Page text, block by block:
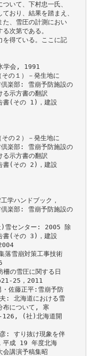
いて、下村忠一氏、
おり、結果を踏まえ、
た、雪圧の計測におい
次第である。
を得ている。ここに記
学会, 1991
の１）－発生地に
楽部: 雪崩予防施設の
る示方書の翻訳
書(その 1)，建設
の２）－発生地に
楽部: 雪崩予防施設の
る示方書の翻訳
書(その 2)，建設
学ハンドブック，
楽部: 雪崩予防施設の
)雪センター: 2005 除
書(その 3)，建設
雪崩対策工事技術
の雪圧に関する日
25，2011
佐藤正平:雪崩予防
: 北海道における雪
布について, 寒
126, (社)北海道開
: すり抜け現象を伴
平成 19 年度北海
会講演予稿集昭